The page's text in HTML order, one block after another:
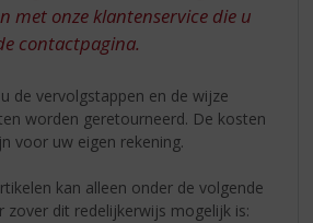
met onze klantenservice die u
contactpagina.
de vervolgstappen en de wijze
worden geretourneerd. De kosten
voor uw eigen rekening.
kan alleen onder de volgende
zover dit redelijkerwijs mogelijk is: